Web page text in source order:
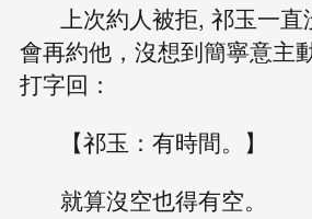
上次約人被拒, 祁玉一直
會再約他，沒想到簡寧意主
打字回：
【祁玉：有時間。】
就算沒空也得有空。